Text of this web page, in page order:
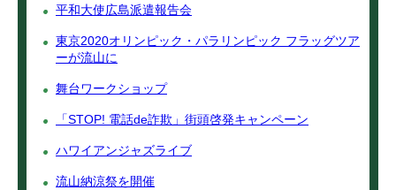
平和大使広島派遣報告会
東京2020オリンピック・パラリンピック フラッグツア
ーが流山に
舞台ワークショップ
「STOP! 電話de詐欺」街頭啓発キャンペーン
ハワイアンジャズライブ
流山納涼祭を開催